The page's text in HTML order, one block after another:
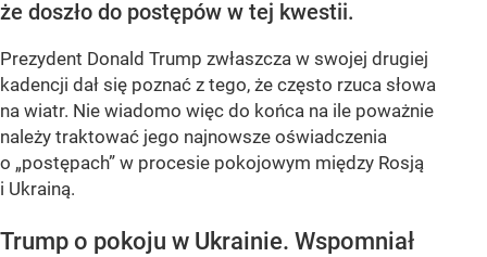
że doszło do postępów w tej kwestii.
Prezydent Donald Trump zwłaszcza w swojej drugiej
kadencji dał się poznać z tego, że często rzuca słowa
na wiatr. Nie wiadomo więc do końca na ile poważnie
należy traktować jego najnowsze oświadczenia
o „postępach” w procesie pokojowym między Rosją
i Ukrainą.
Trump o pokoju w Ukrainie. Wspomniał